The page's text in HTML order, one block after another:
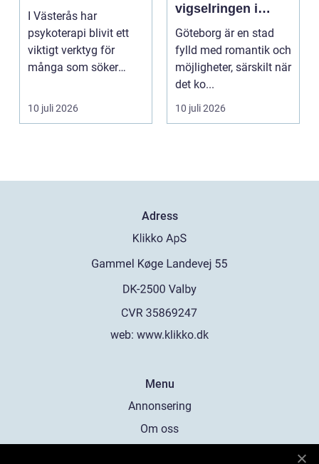
I Västerås har
psykoterapi blivit ett
viktigt verktyg för
många som söker
välmående i liv...
10 juli 2026
vigselringen i
Göteborg
Göteborg är en stad
fylld med romantik och
möjligheter, särskilt när
det ko...
10 juli 2026
Adress
web: www.klikko.dk
Menu
Annonsering
Om oss